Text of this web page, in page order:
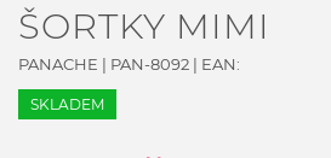
ŠORTKY MIMI
PANACHE | PAN-8092 | EAN:
SKLADEM